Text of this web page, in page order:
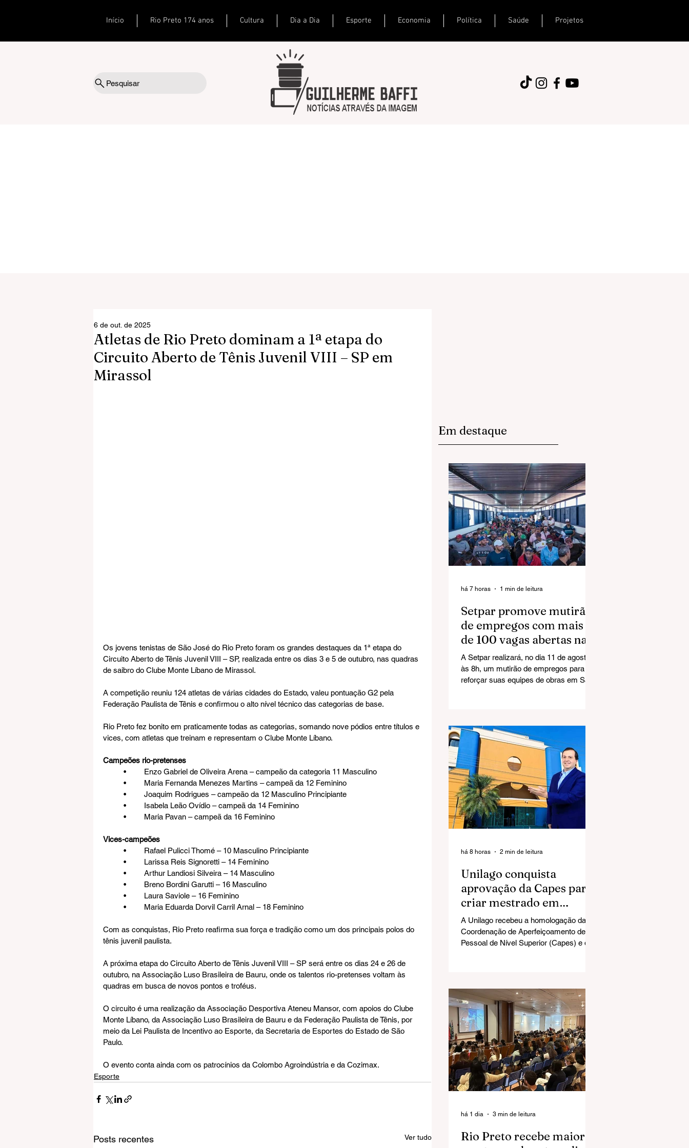
Início Rio Preto 174 anos Cultura Dia a Dia Esporte Economia Política Saúde Projetos
Pesquisar
Atletas de Rio Preto dominam a 1ª etapa do
Circuito Aberto de Tênis Juvenil VIII – SP em
Mirassol
6 de out. de 2025
Os jovens tenistas de São José do Rio Preto foram os grandes destaques da 1ª etapa do
Circuito Aberto de Tênis Juvenil VIII – SP, realizada entre os dias 3 e 5 de outubro, nas quadras
de saibro do Clube Monte Líbano de Mirassol.
A competição reuniu 124 atletas de várias cidades do Estado, valeu pontuação G2 pela
Federação Paulista de Tênis e confirmou o alto nível técnico das categorias de base.
Rio Preto fez bonito em praticamente todas as categorias, somando nove pódios entre títulos e
vices, com atletas que treinam e representam o Clube Monte Líbano.
Campeões rio-pretenses
	•	Enzo Gabriel de Oliveira Arena – campeão da categoria 11 Masculino
	•	Maria Fernanda Menezes Martins – campeã da 12 Feminino
	•	Joaquim Rodrigues – campeão da 12 Masculino Principiante
	•	Isabela Leão Ovídio – campeã da 14 Feminino
	•	Maria Pavan – campeã da 16 Feminino
Vices-campeões
	•	Rafael Pulicci Thomé – 10 Masculino Principiante
	•	Larissa Reis Signoretti – 14 Feminino
	•	Arthur Landiosi Silveira – 14 Masculino
	•	Breno Bordini Garutti – 16 Masculino
	•	Laura Saviole – 16 Feminino
	•	Maria Eduarda Dorvil Carril Arnal – 18 Feminino
Com as conquistas, Rio Preto reafirma sua força e tradição como um dos principais polos do
tênis juvenil paulista.
A próxima etapa do Circuito Aberto de Tênis Juvenil VIII – SP será entre os dias 24 e 26 de
outubro, na Associação Luso Brasileira de Bauru, onde os talentos rio-pretenses voltam às
quadras em busca de novos pontos e troféus.
O circuito é uma realização da Associação Desportiva Ateneu Mansor, com apoios do Clube
Monte Líbano, da Associação Luso Brasileira de Bauru e da Federação Paulista de Tênis, por
meio da Lei Paulista de Incentivo ao Esporte, da Secretaria de Esportes do Estado de São
Paulo.
O evento conta ainda com os patrocínios da Colombo Agroindústria e da Cozimax.
Esporte
Posts recentes Ver tudo
Em destaque
Setpar promove mutirão
de empregos com mais
de 100 vagas abertas na
região norte em São José
do Rio Preto
A Setpar realizará, no dia 11 de agosto,
às 8h, um mutirão de empregos para
reforçar suas equipes de obras em São
há 7 horas 1 min de leitura
Unilago conquista
aprovação da Capes para
criar mestrado em
Ciências da Saúde
A Unilago recebeu a homologação da
Coordenação de Aperfeiçoamento de
Pessoal de Nível Superior (Capes) e do
há 8 horas 2 min de leitura
Rio Preto recebe maior
há 1 dia 3 min de leitura